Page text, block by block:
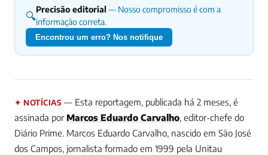
🔍Precisão editorial — Nosso compromisso é com a
informação correta.
Encontrou um erro? Nos notifique
✦ NOTÍCIAS — Esta reportagem, publicada há 2 meses, é
assinada por Marcos Eduardo Carvalho, editor-chefe do
Diário Prime. Marcos Eduardo Carvalho, nascido em São José
dos Campos, jornalista formado em 1999 pela Unitau